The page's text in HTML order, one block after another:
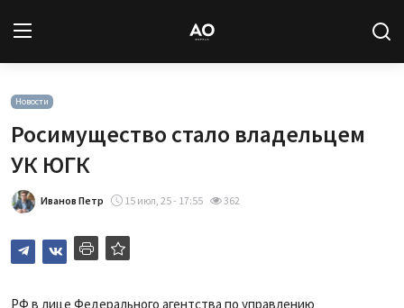
Статьи
Авторы
Новости
Росимущество стало владельцем
УК ЮГК
Иванов Петр 15 июл, 25 - 17:55 362
РФ в лице Федерального агентства по управлению